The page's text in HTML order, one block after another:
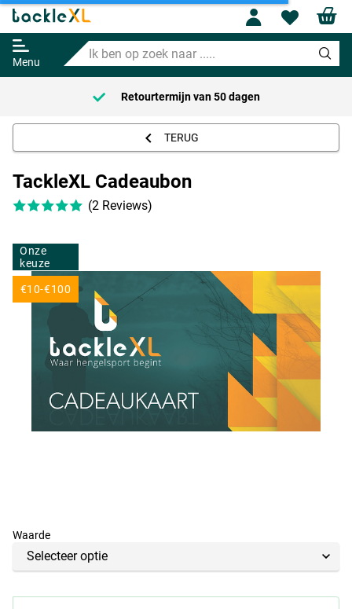
Menu
Ik
ben
op
zoek
naar
Profile
TackleXL Cadeaubon
10.00
Retourtermijn van 50 dagen
TERUG
TackleXL Cadeaubon
(2 Reviews)
Onze
keuze
€10-€100
Waarde